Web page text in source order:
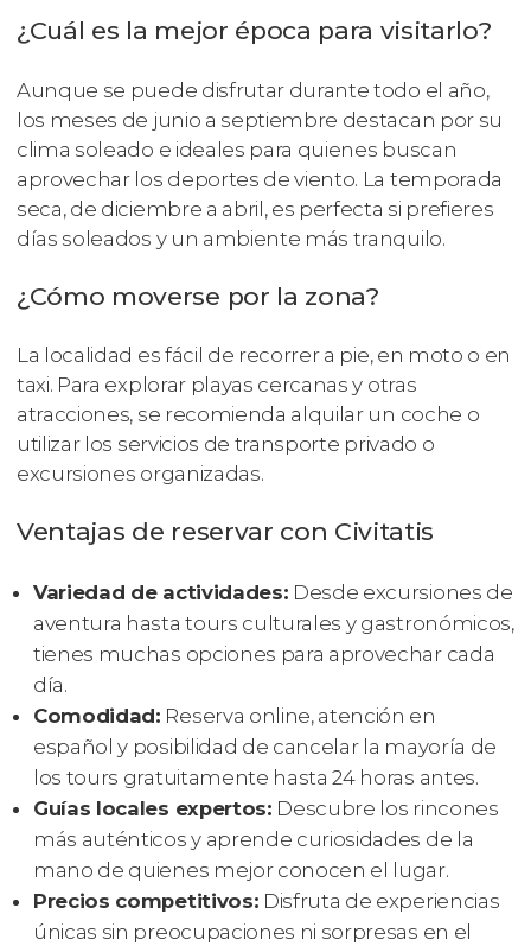
¿Cuál es la mejor época para visitarlo?
Aunque se puede disfrutar durante todo el año,
los meses de junio a septiembre destacan por su
clima soleado e ideales para quienes buscan
aprovechar los deportes de viento. La temporada
seca, de diciembre a abril, es perfecta si prefieres
días soleados y un ambiente más tranquilo.
¿Cómo moverse por la zona?
La localidad es fácil de recorrer a pie, en moto o en
taxi. Para explorar playas cercanas y otras
atracciones, se recomienda alquilar un coche o
utilizar los servicios de transporte privado o
excursiones organizadas.
Ventajas de reservar con Civitatis
Variedad de actividades: Desde excursiones de
aventura hasta tours culturales y gastronómicos,
tienes muchas opciones para aprovechar cada
día.
Comodidad: Reserva online, atención en
español y posibilidad de cancelar la mayoría de
los tours gratuitamente hasta 24 horas antes.
Guías locales expertos: Descubre los rincones
más auténticos y aprende curiosidades de la
mano de quienes mejor conocen el lugar.
Precios competitivos: Disfruta de experiencias
únicas sin preocupaciones ni sorpresas en el